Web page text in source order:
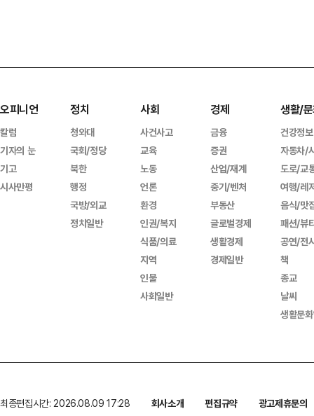
오피니언
칼럼
기자의 눈
기고
시사만평
정치
청와대
국회/정당
북한
행정
국방/외교
정치일반
사회
사건사고
교육
노동
언론
환경
인권/복지
식품/의료
지역
인물
사회일반
경제
금융
증권
산업/재계
중기/벤처
부동산
글로벌경제
생활경제
경제일반
생활/
건강정보
자동차/
도로/교
여행/레
음식/맛
패션/뷰
공연/전
책
종교
날씨
생활문
최종편집시간: 2026.08.09 17:28 회사소개 편집규약
광고제휴문의